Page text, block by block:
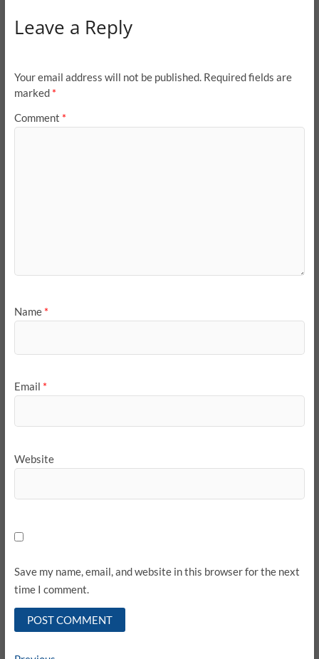
Leave a Reply
Your email address will not be published. Required fields are
marked *
Comment *
Name *
Email *
Website
Save my name, email, and website in this browser for the next
time I comment.